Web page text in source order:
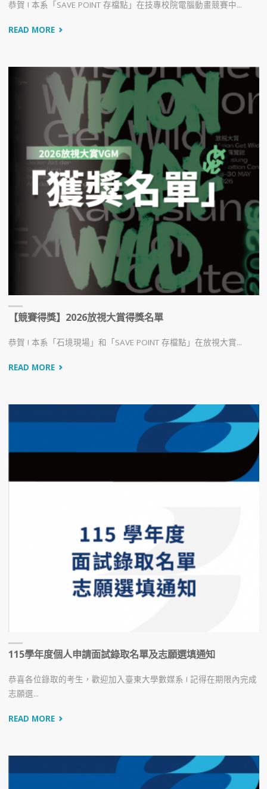
恭賀 ! 本系「SAVE POINT 存檔點」在技專校院電腦動畫競賽中...
READ MORE
【競賽得獎】2026放視大賞得獎名單
恭賀 ! 本系「石境現場」和「SAVE POINT 存檔點」在放視大賞...
READ MORE
115學年度個人申請面試錄取名單及志願選填通知
恭喜各位錄取的考生，歡迎加入臺東大學數媒系 ! 記得在期限內完成
志願選...
READ MORE